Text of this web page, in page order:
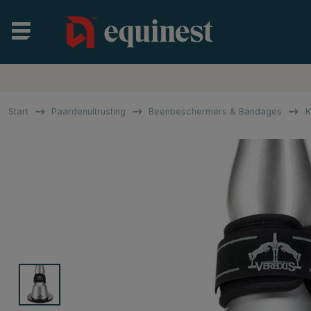
Start Paardenuitrusting Beenbeschermers & Bandages